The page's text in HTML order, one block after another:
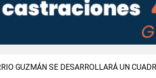
GUZMÁN SE DESARROLLARÁ UN